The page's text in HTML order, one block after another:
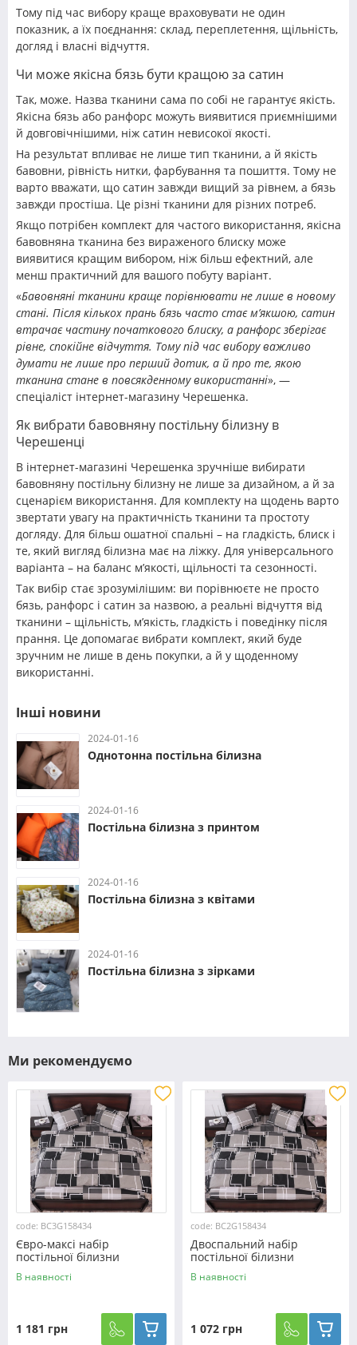
Тому під час вибору краще враховувати не один
показник, а їх поєднання: склад, переплетення, щільність,
догляд і власні відчуття.
Чи може якісна бязь бути кращою за сатин
Так, може. Назва тканини сама по собі не гарантує якість.
Якісна бязь або ранфорс можуть виявитися приємнішими
й довговічнішими, ніж сатин невисокої якості.
На результат впливає не лише тип тканини, а й якість
бавовни, рівність нитки, фарбування та пошиття. Тому не
варто вважати, що сатин завжди вищий за рівнем, а бязь
завжди простіша. Це різні тканини для різних потреб.
Якщо потрібен комплект для частого використання, якісна
бавовняна тканина без вираженого блиску може
виявитися кращим вибором, ніж більш ефектний, але
менш практичний для вашого побуту варіант.
«Бавовняні тканини краще порівнювати не лише в новому
стані. Після кількох прань бязь часто стає м’якшою, сатин
втрачає частину початкового блиску, а ранфорс зберігає
рівне, спокійне відчуття. Тому під час вибору важливо
думати не лише про перший дотик, а й про те, якою
тканина стане в повсякденному використанні», —
спеціаліст інтернет-магазину Черешенка.
Як вибрати бавовняну постільну білизну в
Черешенці
В інтернет-магазині Черешенка зручніше вибирати
бавовняну постільну білизну не лише за дизайном, а й за
сценарієм використання. Для комплекту на щодень варто
звертати увагу на практичність тканини та простоту
догляду. Для більш ошатної спальні – на гладкість, блиск і
те, який вигляд білизна має на ліжку. Для універсального
варіанта – на баланс м’якості, щільності та сезонності.
Так вибір стає зрозумілішим: ви порівнюєте не просто
бязь, ранфорс і сатин за назвою, а реальні відчуття від
тканини – щільність, м’якість, гладкість і поведінку після
прання. Це допомагає вибрати комплект, який буде
зручним не лише в день покупки, а й у щоденному
використанні.
Інші новини
2024-01-16
Однотонна постільна білизна
2024-01-16
Постільна білизна з принтом
2024-01-16
Постільна білизна з квітами
2024-01-16
Постільна білизна з зірками
Ми рекомендуємо
code: BC3G158434
Євро-максі набір
постільної білизни
200*220 із Бязі "Gold"
№158434 Черешенка™
В наявності
1 181 грн
code: BC2G158434
Двоспальний набір
постільної білизни
180*220 із Бязі "Gold"
№158434 Черешенка™
В наявності
1 072 грн